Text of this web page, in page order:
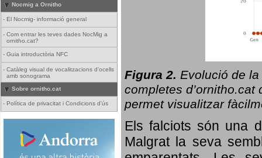
Nocmig a Ornitho
- El Nocmig- informació general
- Com entrar les teves dades NocMig a
ornitho.cat?
- Guia introductòria NFC
- Catàleg visual de vocalitzacions d'ocells
amb sonograma
Sobre ornitho.cat
- Política de privacitat i Condicions d'ús
Figura 2. Evolució de la
completes d’ornitho.cat
permet visualitzar
Els falciots són una
Malgrat la seva